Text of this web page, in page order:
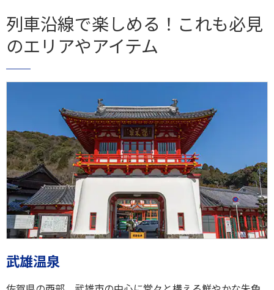
列車沿線で楽しめる！これも必見
のエリアやアイテム
武雄温泉